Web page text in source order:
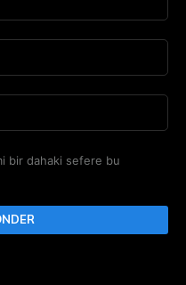
bir dahaki sefere bu